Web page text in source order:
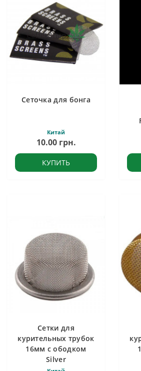
Сеточка для бонга
Китай
10.00 грн.
КУПИТЬ
Сетки для
курительных трубок
16мм с ободком
Silver